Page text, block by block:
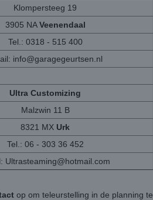
Klompersteeg 19
3905 NAVeenendaal
Tel.: 0318 - 515 400
info@garagegeurtsen.nl
Ultra Customizing
Malzwin 11 B
8321 MX Urk
Tel.: 06 - 303 36 452
Ultrasteaming@hotmail.com
op om teleurstelling in de planning te